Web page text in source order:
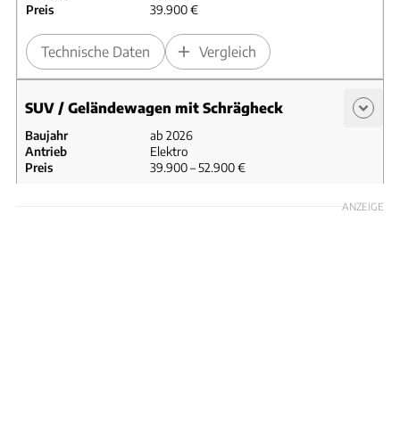
Preis
39.900 €
Technische Daten Vergleich
SUV / Geländewagen mit Schrägheck
Baujahr
ab 2026
Antrieb
Elektro
Preis
39.900 – 52.900 €
ANZEIGE